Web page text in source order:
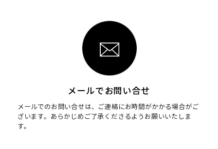
メールでお問い合せ
メールでのお問い合せは、ご連絡にお時間がかかる場合がご
ざいます。 あらかじめご了承くださるようお願いいたしま
す。